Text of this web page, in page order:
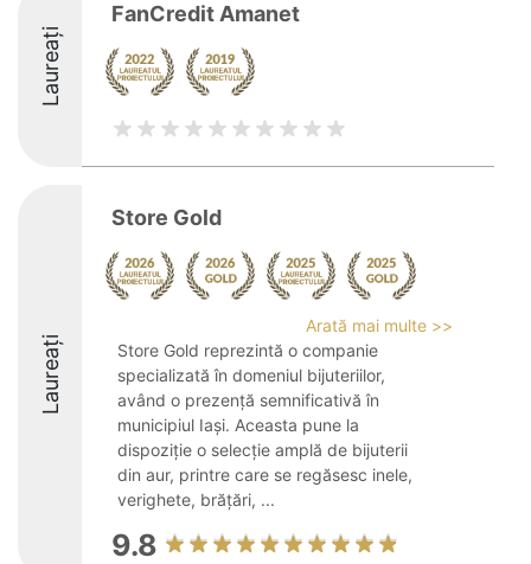
Laureați
FanCredit Amanet
Laureați
Store Gold
Arată mai multe >>
Store Gold reprezintă o companie
specializată în domeniul bijuteriilor,
având o prezență semnificativă în
municipiul Iași. Aceasta pune la
dispoziție o selecție amplă de bijuterii
din aur, printre care se regăsesc inele,
verighete, brățări, ...
9.8